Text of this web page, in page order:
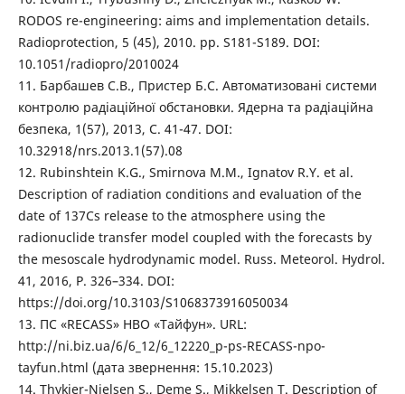
RODOS re-engineering: aims and implementation details.
Radioprotection, 5 (45), 2010. pp. S181-S189. DOI:
10.1051/radiopro/2010024
11. Барбашев С.В., Пристер Б.С. Автоматизовані системи
контролю радіаційної обстановки. Ядерна та радіаційна
безпека, 1(57), 2013, C. 41-47. DOI:
10.32918/nrs.2013.1(57).08
12. Rubinshtein K.G., Smirnova M.M., Ignatov R.Y. et al.
Description of radiation conditions and evaluation of the
date of 137Cs release to the atmosphere using the
radionuclide transfer model coupled with the forecasts by
the mesoscale hydrodynamic model. Russ. Meteorol. Hydrol.
41, 2016, P. 326–334. DOI:
https://doi.org/10.3103/S1068373916050034
13. ПС «RECASS» НВО «Тайфун». URL:
http://ni.biz.ua/6/6_12/6_12220_p-ps-RECASS-npo-
tayfun.html (дата звернення: 15.10.2023)
14. Thykier-Nielsen S., Deme S., Mikkelsen T. Description of